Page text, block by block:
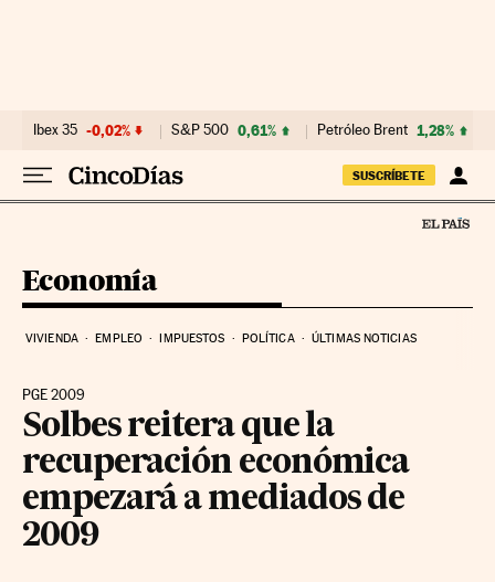
Ibex 35 -0,02% S&P 500 0,61% Petróleo Brent 1,28%
SUSCRÍBETE
Economía
VIVIENDA EMPLEO IMPUESTOS POLÍTICA ÚLTIMAS NOTICIAS
PGE 2009
Solbes reitera que la
recuperación económica
empezará a mediados de
2009